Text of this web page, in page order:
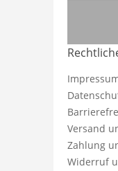
Versand
Zahlung
Widerruf